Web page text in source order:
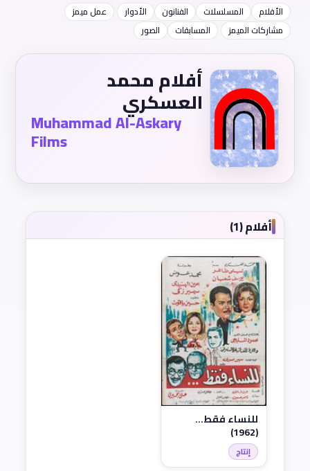
الأفلام المسلسلات الفنانون الأدوار
عمل ميمز
مشاركات الميمز
المسابقات الصور
أفلام محمد
العسكري
Muhammad Al-Askary
Films
أفلام (1)
للنساء فقط...
(1962)
إنتاج